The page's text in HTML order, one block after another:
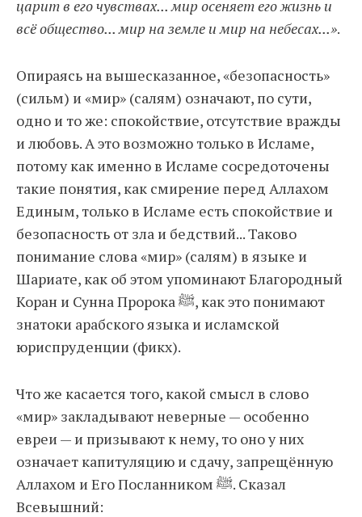
царит в его чувствах... мир осеняет его жизнь и
всё общество... мир на земле и мир на небесах...».
Опираясь на вышесказанное, «безопасность»
(сильм) и «мир» (салям) означают, по сути,
одно и то же: спокойствие, отсутствие вражды
и любовь. А это возможно только в Исламе,
потому как именно в Исламе сосредоточены
такие понятия, как смирение перед Аллахом
Единым, только в Исламе есть спокойствие и
безопасность от зла и бедствий... Таково
понимание слова «мир» (салям) в языке и
Шариате, как об этом упоминают Благородный
Коран и Сунна Пророка ﷺ, как это понимают
знатоки арабского языка и исламской
юриспруденции (фикх).
Что же касается того, какой смысл в слово
«мир» закладывают неверные — особенно
евреи — и призывают к нему, то оно у них
означает капитуляцию и сдачу, запрещённую
Аллахом и Его Посланником ﷺ. Сказал
Всевышний: